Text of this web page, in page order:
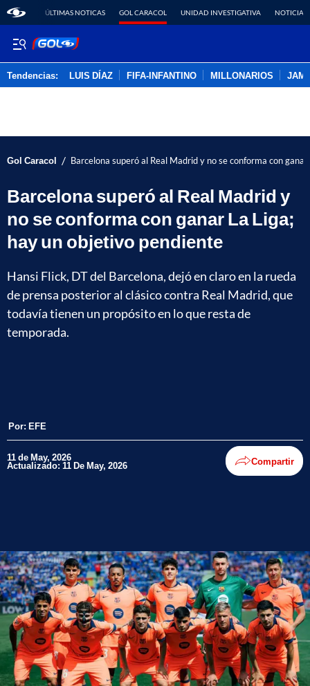
ÚLTIMAS NOTICAS GOL CARACOL UNIDAD INVESTIGATIVA NOTICIAS
Tendencias: LUIS DÍAZ FIFA-INFANTINO MILLONARIOS
Gol Caracol / Barcelona superó al Real Madrid y no se conforma con
Barcelona superó al Real Madrid y
no se conforma con ganar La Liga;
hay un objetivo pendiente
Hansi Flick, DT del Barcelona, dejó en claro en la rueda
de prensa posterior al clásico contra Real Madrid, que
todavía tienen un propósito en lo que resta de
temporada.
Por: EFE
11 de May, 2026
Actualizado: 11 De May, 2026 Compartir